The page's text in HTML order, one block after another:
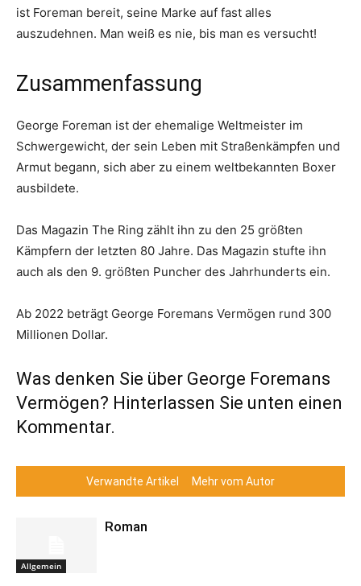
ist Foreman bereit, seine Marke auf fast alles
auszudehnen. Man weiß es nie, bis man es versucht!
Zusammenfassung
George Foreman ist der ehemalige Weltmeister im
Schwergewicht, der sein Leben mit Straßenkämpfen und
Armut begann, sich aber zu einem weltbekannten Boxer
ausbildete.
Das Magazin The Ring zählt ihn zu den 25 größten
Kämpfern der letzten 80 Jahre. Das Magazin stufte ihn
auch als den 9. größten Puncher des Jahrhunderts ein.
Ab 2022 beträgt George Foremans Vermögen rund 300
Millionen Dollar.
Was denken Sie über George Foremans
Vermögen? Hinterlassen Sie unten einen
Kommentar.
Verwandte Artikel Mehr vom Autor
Allgemein
Roman